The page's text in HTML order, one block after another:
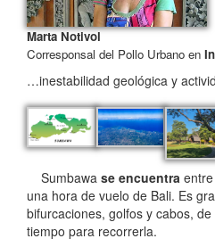
Marta Notivol
Corresponsal del Pollo Urbano en
…inestabilidad geológica y
Sumbawa se encuentra
una hora de vuelo de Bali. Es
bifurcaciones, golfos y cabos,
tiempo para recorrerla.